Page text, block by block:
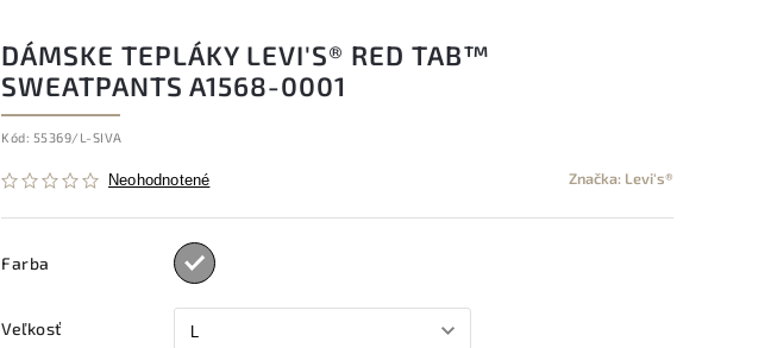
DÁMSKE TEPLÁKY LEVI'S® RED TAB™
SWEATPANTS A1568-0001
Kód: 55369/L-SIVA
Neohodnotené Značka: Levi's®
Farba
Veľkosť